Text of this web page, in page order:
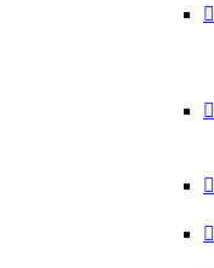



